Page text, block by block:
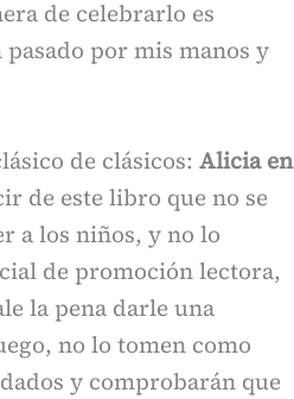
de celebrarlo es
por mis manos y
de clásicos: Alicia en
de este libro que no se
a los niños, y no lo
de promoción lectora,
la pena darle una
no lo tomen como
y comprobarán que